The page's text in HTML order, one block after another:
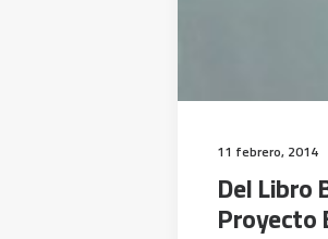
11 febrero, 2014
Del Libro
Proyecto